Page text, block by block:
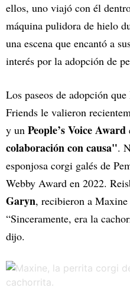
ellos, uno viajó con él
máquina pulidora de hielo
una escena que encantó a
interés por la adopción de
Los paseos de adopción
Friends le valieron
y un People’s Voice Award
colaboración con causa".
esponjosa corgi galés de
Webby Award en 2022.
Garyn, recibieron a Maxine
“Sinceramente, era la
dijo.